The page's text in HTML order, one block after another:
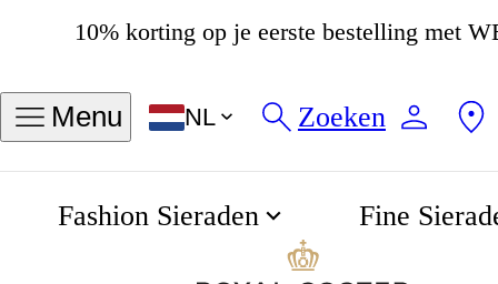
4.8 538 beoordelingen
Menu NL Zoeken
Fashion Sieraden Fine